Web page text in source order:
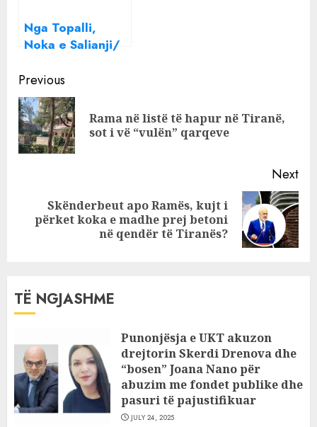
Nga Topalli,
Noka e Salianji/
deputetë në
protestë, në
bulevard edhe
disa prej
aleatëve të
Continue
Reading
Previous
Rama në listë të hapur në Tiranë,
sot i vë “vulën” qarqeve
Next
Next
Skënderbeut apo Ramës, kujt i
përket koka e madhe prej betoni
në qendër të Tiranës?
TË NGJASHME
Punonjësja e UKT akuzon
drejtorin Skerdi Drenova dhe
“bosen” Joana Nano për
abuzim me fondet publike dhe
pasuri të pajustifikuar
JULY 24, 2025